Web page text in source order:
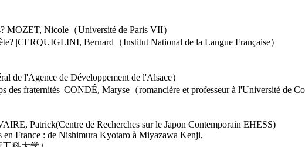
MOZET, Nicole（Université de Paris VII）
|CERQUIGLINI, Bernard（Institut National de la Langue Française）
de l'Agence de Développement de l'Alsace）
des fraternités |CONDÉ, Maryse（romancière et professeur à l'Université de
Patrick(Centre de Recherches sur le Japon Contemporain EHESS)
France : de Nishimura Kyotaro à Miyazawa Kenji,